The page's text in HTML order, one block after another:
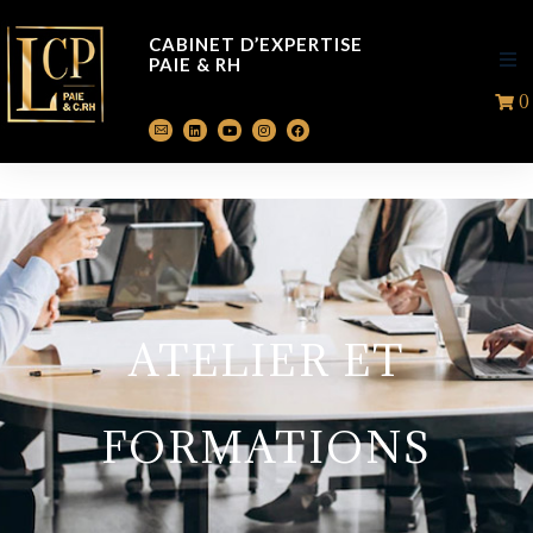
CABINET D’EXPERTISE
PAIE & RH
0
ATELIER ET
FORMATIONS